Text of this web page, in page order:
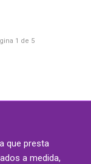
1 de 5
que presta
a medida,